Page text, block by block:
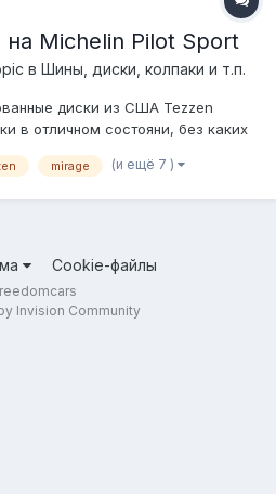
на Michelin Pilot Sport
в Шины, диски, колпаки и т.п.
диски из США Tezzen
в отличном состояни, без каких
продажа по отдельности
mirage (и ещё 7 )
Cookie-файлы
Invision Community